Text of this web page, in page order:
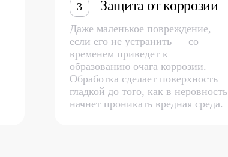
3 Защита от коррозии
Даже маленькое повреждение,
если его не устранить — со
временем приведет к
образованию очага коррозии.
Обработка сделает поверхность
гладкой до того, как в неровность
начнет проникать вредная среда.